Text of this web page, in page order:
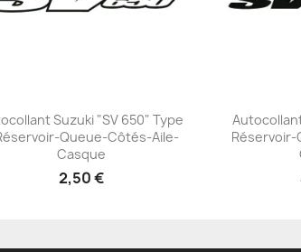
+23
Suzuki "SV 650" Type
Queue-Côtés-Aile-
Casque
2,50 €